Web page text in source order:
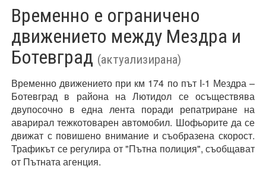
Временно е ограничено
движението между Мездра и
Ботевград (актуализирана)
Временно движението при км 174 по път I-1 Мездра –
Ботевград в района на Лютидол се осъществява
двупосочно в една лента поради репатриране на
аварирал тежкотоварен автомобил. Шофьорите да се
движат с повишено внимание и съобразена скорост.
Трафикът се регулира от "Пътна полиция", съобщават
от Пътната агенция.